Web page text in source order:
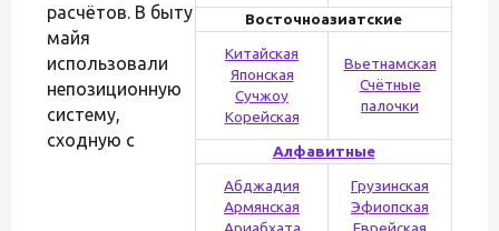
Восточноазиатские
Китайская
Японская
Сучжоу
Корейская
Вьетнамская
Счётные
палочки
Алфавитные
Абджадия
Армянская
Грузинская
Эфиопская
расчётов. В быту
майя
использовали
непозиционную
систему,
сходную с